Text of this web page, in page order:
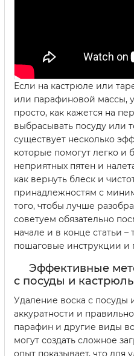
Если на кастрюле или
или парафиновой массы,
просто, как кажется на
выбрасывать посуду или
существует несколько
которые помогут легко и
неприятных пятен и
как вернуть блеск и
принадлежностям с
того, чтобы лучше
советуем обязательно
начале и в конце статьи
пошаговые инструкции и
Эффективные
с посуды и кастрюль
Удаление воска с посуды
аккуратности и
парафин и другие виды
могут создать сложное
опыт показывает, что для